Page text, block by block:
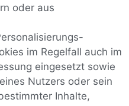
oder aus
im Regelfall auch im
eingesetzt sowie
Nutzers oder sein
Inhalte,